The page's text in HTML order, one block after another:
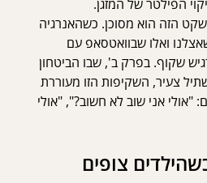
הפילטר של המזגן.
הזה הוא מסוכן. כשהאנרגיה
ואלו שבוואטסאפ עם
שקוף. בפרק ב', שבו הביטחון
צעיר, השקיפות הזו מעוררת
"אולי אני שוב לא חשוב?", "אולי
צופים